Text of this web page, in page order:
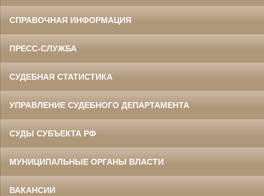
СПРАВОЧНАЯ ИНФОРМАЦИЯ
ПРЕСС-СЛУЖБА
СУДЕБНАЯ СТАТИСТИКА
УПРАВЛЕНИЕ СУДЕБНОГО ДЕПАРТАМЕНТА
СУДЫ СУБЪЕКТА РФ
МУНИЦИПАЛЬНЫЕ ОРГАНЫ ВЛАСТИ
ВАКАНСИИ